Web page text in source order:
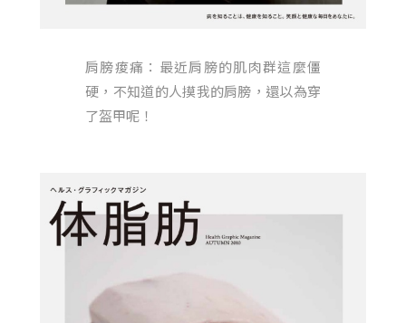
肩膀痠痛：最近肩膀的肌肉群這麼僵
硬，不知道的人摸我的肩膀，還以為穿
了盔甲呢！